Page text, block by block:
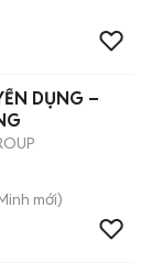
DỤNG –
mới)